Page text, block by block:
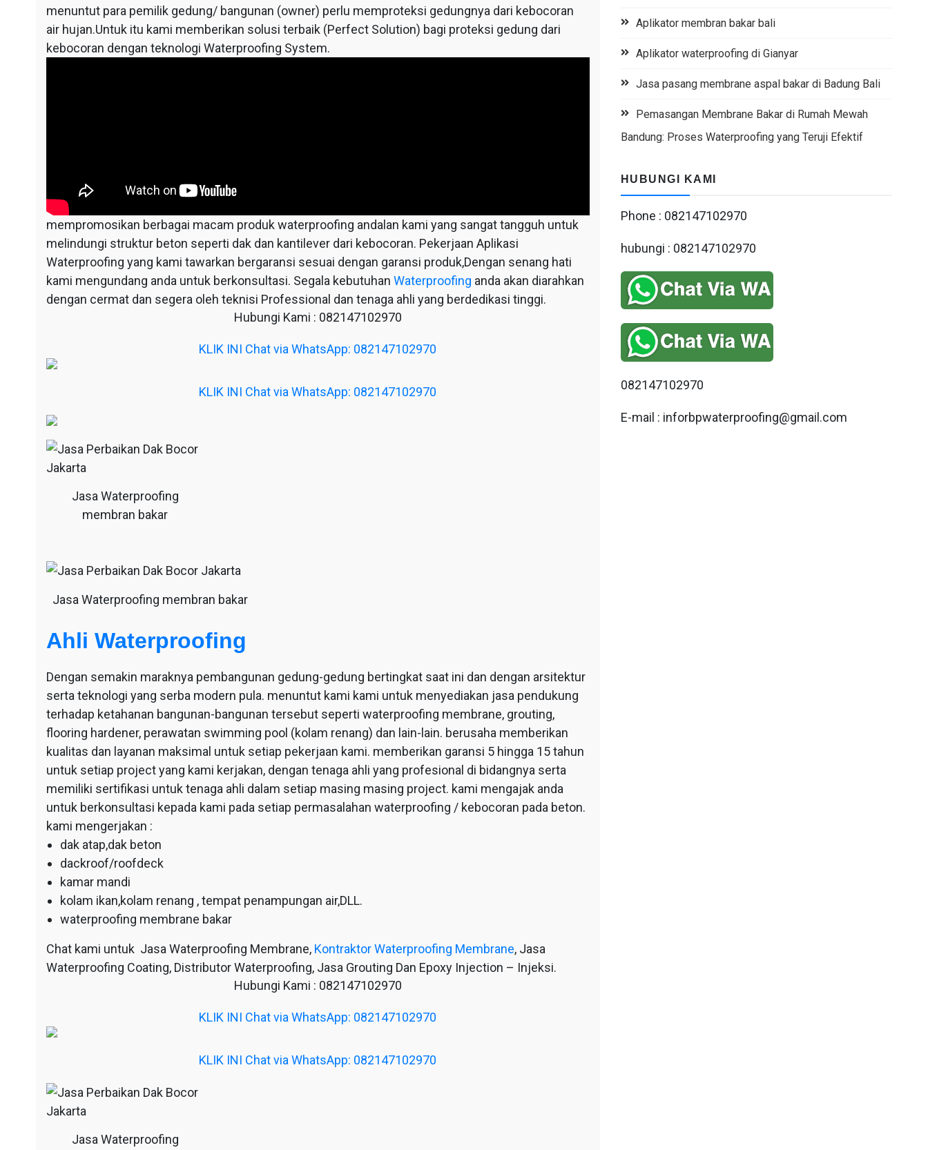
menuntut para pemilik gedung/ bangunan (owner) perlu memproteksi gedungnya dari kebocoran
air hujan.Untuk itu kami memberikan solusi terbaik (Perfect Solution) bagi proteksi gedung dari
kebocoran dengan teknologi Waterproofing System.
mempromosikan berbagai macam produk waterproofing andalan kami yang sangat tangguh untuk
melindungi struktur beton seperti dak dan kantilever dari kebocoran. Pekerjaan Aplikasi
Waterproofing yang kami tawarkan bergaransi sesuai dengan garansi produk,Dengan senang hati
kami mengundang anda untuk berkonsultasi. Segala kebutuhan Waterproofing anda akan diarahkan
dengan cermat dan segera oleh teknisi Professional dan tenaga ahli yang berdedikasi tinggi.
Hubungi Kami : 082147102970
KLIK INI Chat via WhatsApp: 082147102970
KLIK INI Chat via WhatsApp: 082147102970
Jasa Waterproofing
membran bakar
Jasa Waterproofing membran bakar
Ahli Waterproofing
Dengan semakin maraknya pembangunan gedung-gedung bertingkat saat ini dan dengan arsitektur
serta teknologi yang serba modern pula. menuntut kami kami untuk menyediakan jasa pendukung
terhadap ketahanan bangunan-bangunan tersebut seperti waterproofing membrane, grouting,
flooring hardener, perawatan swimming pool (kolam renang) dan lain-lain. berusaha memberikan
kualitas dan layanan maksimal untuk setiap pekerjaan kami. memberikan garansi 5 hingga 15 tahun
untuk setiap project yang kami kerjakan, dengan tenaga ahli yang profesional di bidangnya serta
memiliki sertifikasi untuk tenaga ahli dalam setiap masing masing project. kami mengajak anda
untuk berkonsultasi kepada kami pada setiap permasalahan waterproofing / kebocoran pada beton.
kami mengerjakan :
dak atap,dak beton
dackroof/roofdeck
kamar mandi
kolam ikan,kolam renang , tempat penampungan air,DLL.
waterproofing membrane bakar
Chat kami untuk Jasa Waterproofing Membrane, Kontraktor Waterproofing Membrane, Jasa
Waterproofing Coating, Distributor Waterproofing, Jasa Grouting Dan Epoxy Injection – Injeksi.
Hubungi Kami : 082147102970
KLIK INI Chat via WhatsApp: 082147102970
KLIK INI Chat via WhatsApp: 082147102970
Jasa Waterproofing
Aplikator membran bakar bali
Aplikator waterproofing di Gianyar
Jasa pasang membrane aspal bakar di Badung Bali
Pemasangan Membrane Bakar di Rumah Mewah
Bandung: Proses Waterproofing yang Teruji Efektif
HUBUNGI KAMI
Phone : 082147102970
hubungi : 082147102970
082147102970
E-mail : inforbpwaterproofing@gmail.com